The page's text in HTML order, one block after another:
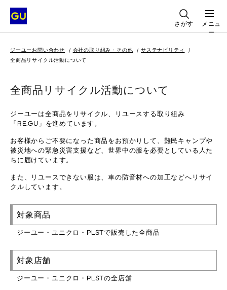
さがす
メニュ
ー
ジーユーお問い合わせ 会社の取り組み・その他
サステナビリティ
全商品リサイクル活動について
全商品リサイクル活動について
ジーユーは全商品をリサイクル、リユースする取り組み
「RE.GU」を進めています。
お客様からご不要になった商品をお預かりして、難民キャンプや
被災地への緊急災害支援など、世界中の服を必要としている人た
ちに届けています。
また、リユースできない服は、車の防音材への加工などへリサイ
クルしています。
対象商品
ジーユー・ユニクロ・PLSTで販売した全商品
対象店舗
ジーユー・ユニクロ・PLSTの全店舗